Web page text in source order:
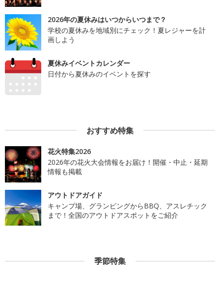
2026年の夏休みはいつからいつまで？
学校の夏休みを地域別にチェック！夏レジャーを計
画しよう
夏休みイベントカレンダー
日付から夏休みのイベントを探す
おすすめ特集
花火特集2026
2026年の花火大会情報をお届け！開催・中止・延期
情報も掲載
アウトドアガイド
キャンプ場、グランピングからBBQ、アスレチック
まで！全国のアウトドアスポットをご紹介
季節特集